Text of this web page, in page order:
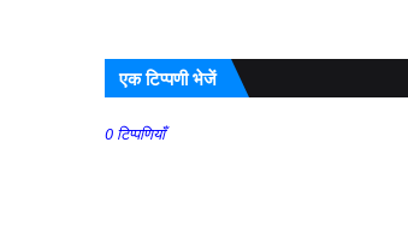
एक टिप्पणी भेजें
0 टिप्पणियाँ